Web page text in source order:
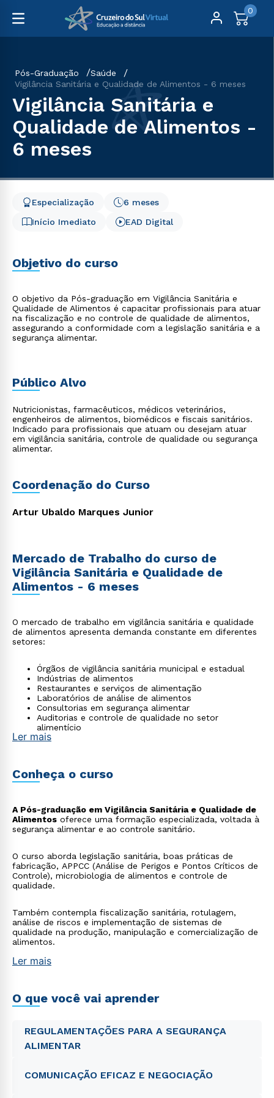
0
Pós-Graduação
Saúde
Vigilância Sanitária e Qualidade de Alimentos - 6 meses
Vigilância Sanitária e
Qualidade de Alimentos -
6 meses
Início Imediato
6 meses
Especialização
EAD Digital
Objetivo do curso
O objetivo da Pós-graduação em Vigilância Sanitária e
Qualidade de Alimentos é capacitar profissionais para atuar
na fiscalização e no controle de qualidade de alimentos,
assegurando a conformidade com a legislação sanitária e a
segurança alimentar.
Público Alvo
Nutricionistas, farmacêuticos, médicos veterinários,
engenheiros de alimentos, biomédicos e fiscais sanitários.
Indicado para profissionais que atuam ou desejam atuar
em vigilância sanitária, controle de qualidade ou segurança
alimentar.
Coordenação do Curso
Artur Ubaldo Marques Junior
Mercado de Trabalho do curso de
Vigilância Sanitária e Qualidade de
Alimentos - 6 meses
O mercado de trabalho em vigilância sanitária e qualidade
de alimentos apresenta demanda constante em diferentes
setores:
Órgãos de vigilância sanitária municipal e estadual
Indústrias de alimentos
Restaurantes e serviços de alimentação
Laboratórios de análise de alimentos
Consultorias em segurança alimentar
Auditorias e controle de qualidade no setor
alimentício
Ler mais
Conheça o curso
A Pós-graduação em Vigilância Sanitária e Qualidade de
Alimentos oferece uma formação especializada, voltada à
segurança alimentar e ao controle sanitário.
O curso aborda legislação sanitária, boas práticas de
fabricação, APPCC (Análise de Perigos e Pontos Críticos de
Controle), microbiologia de alimentos e controle de
qualidade.
Também contempla fiscalização sanitária, rotulagem,
análise de riscos e implementação de sistemas de
qualidade na produção, manipulação e comercialização de
alimentos.
Ler mais
O que você vai aprender
REGULAMENTAÇÕES PARA A SEGURANÇA
ALIMENTAR
COMUNICAÇÃO EFICAZ E NEGOCIAÇÃO